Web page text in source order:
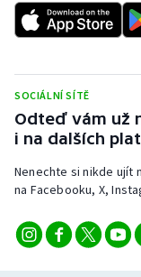
SOCIÁLNÍ SÍTĚ
Odteď vám už
i na dalších
Nenechte si nikde ujít
na Facebooku, X,